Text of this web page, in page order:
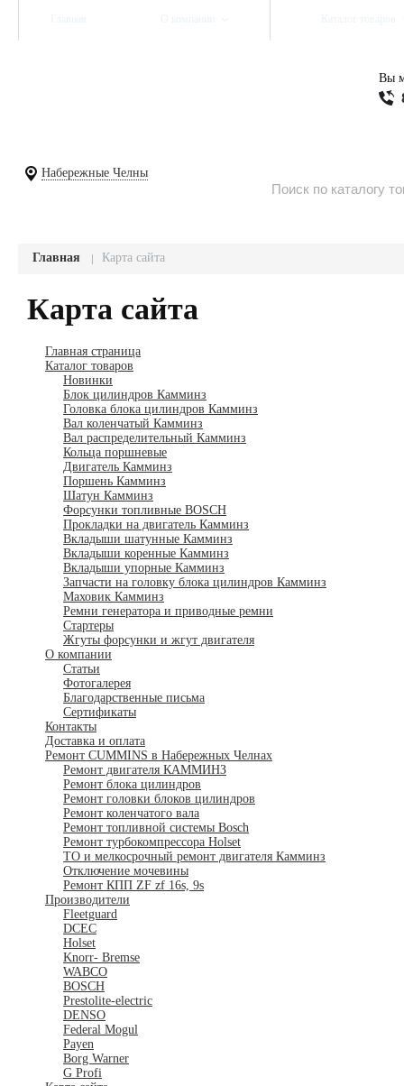
Вы
Набережные Челны
Главная Карта сайта
Карта сайта
Главная страница
Каталог товаров
Новинки
Блок цилиндров Камминз
Головка блока цилиндров Камминз
Вал коленчатый Камминз
Вал распределительный Камминз
Кольца поршневые
Двигатель Камминз
Поршень Камминз
Шатун Камминз
Форсунки топливные BOSCH
Прокладки на двигатель Камминз
Вкладыши шатунные Камминз
Вкладыши коренные Камминз
Вкладыши упорные Камминз
Запчасти на головку блока цилиндров Камминз
Маховик Камминз
Ремни генератора и приводные ремни
Стартеры
Жгуты форсунки и жгут двигателя
О компании
Статьи
Фотогалерея
Благодарственные письма
Сертификаты
Контакты
Доставка и оплата
Ремонт CUMMINS в Набережных Челнах
Ремонт двигателя КАММИНЗ
Ремонт блока цилиндров
Ремонт головки блоков цилиндров
Ремонт коленчатого вала
Ремонт топливной системы Bosch
Ремонт турбокомпрессора Holset
ТО и мелкосрочный ремонт двигателя Камминз
Отключение мочевины
Ремонт КПП ZF zf 16s, 9s
Производители
Fleetguard
DCEC
Holset
Knorr- Bremse
WABCO
BOSCH
Prestolite-electric
DENSO
Federal Mogul
Payen
Borg Warner
G Profi